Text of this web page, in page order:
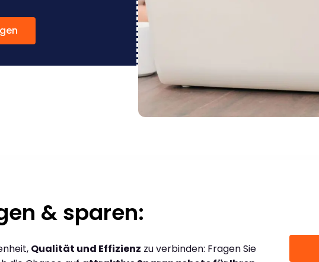
& sparen:
Qualität und Effizienz zu verbinden: Fragen Sie